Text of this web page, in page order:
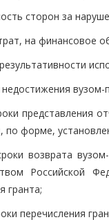
сторон за
на финансовое
представления
по форме,
возврата
Российской
гранта;
перечисления